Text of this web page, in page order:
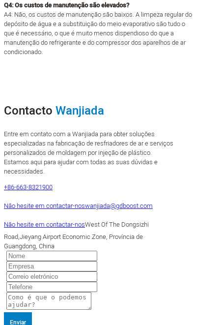
Q4: Os custos de manutenção são elevados?
A4: Não, os custos de manutenção são baixos. A limpeza regular do
depósito de água e a substituição do meio evaporativo são tudo o
que é necessário, o que é muito menos dispendioso do que a
manutenção do refrigerante e do compressor dos aparelhos de ar
condicionado.
Contacto Wanjiada
Entre em contato com a Wanjiada para obter soluções
especializadas na fabricação de resfriadores de ar e serviços
personalizados de moldagem por injeção de plástico.
Estamos aqui para ajudar com todas as suas dúvidas e
necessidades.
+86-663-8321900
Não hesite em contactar-noswanjiada@gdboost.com
Não hesite em contactar-nosWest Of The Dongsizhi
Road,Jieyang Airport Economic Zone, Província de
Guangdong, China
Enviar